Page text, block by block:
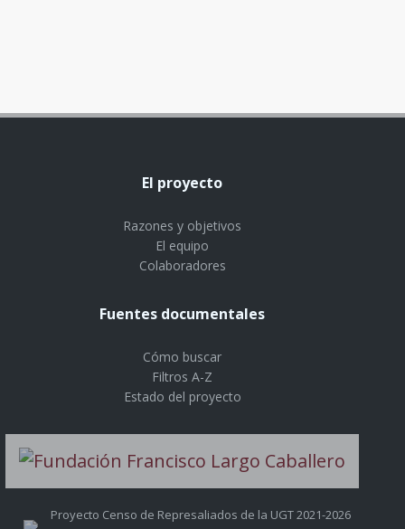
El proyecto
Razones y objetivos
El equipo
Colaboradores
Fuentes documentales
Cómo buscar
Filtros A-Z
Estado del proyecto
Proyecto Censo de Represaliados de la UGT 2021-2026